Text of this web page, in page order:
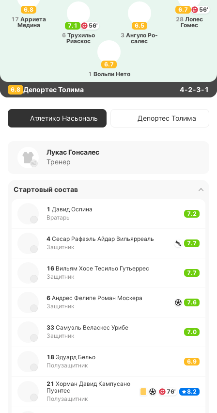
6.7
1 Вольпи Нето
6.8
17 Аррие­та
Медина
7.1
56'
6 Тру­хи­льо
Риа­скос
6.7
56'
28 Лопес
Гомес
6.5
3 Ангуло Ро­
са­лес
6.8 Депортес Толима 4-2-3-1
Атлетико Насьональ Депортес Толима
Лукас Гонсалес
Тренер
Стартовый состав
1 Давид Оспина
Вратарь
7.2
4 Сесар Ра­фаэль Айдар Ви­лья­рреаль
Защитник
7.7
16 Вильям Хосе Те­си­льо Гу­тье­ррес
Защитник
7.7
6 Андрес Фелипе Роман Мо­ске­ра
Защитник
7.6
33 Са­муэль Ве­ла­скес Урибе
Защитник
7.0
18 Эдуард Бельо
Полузащитник
6.9
21 Хорман Давид Ка­мпу­са­но
Пуэ­нтес
Полузащитник
76' 8.2